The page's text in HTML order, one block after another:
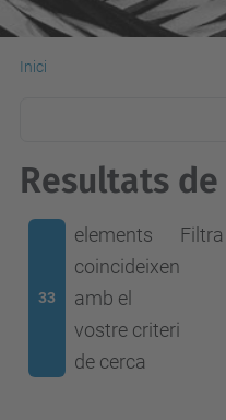
Inici
Resultats
33
elements
coincideixen
amb el
vostre criteri
de cerca